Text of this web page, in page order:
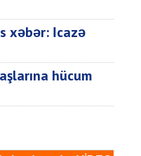
xəbər: İcazə
hücum